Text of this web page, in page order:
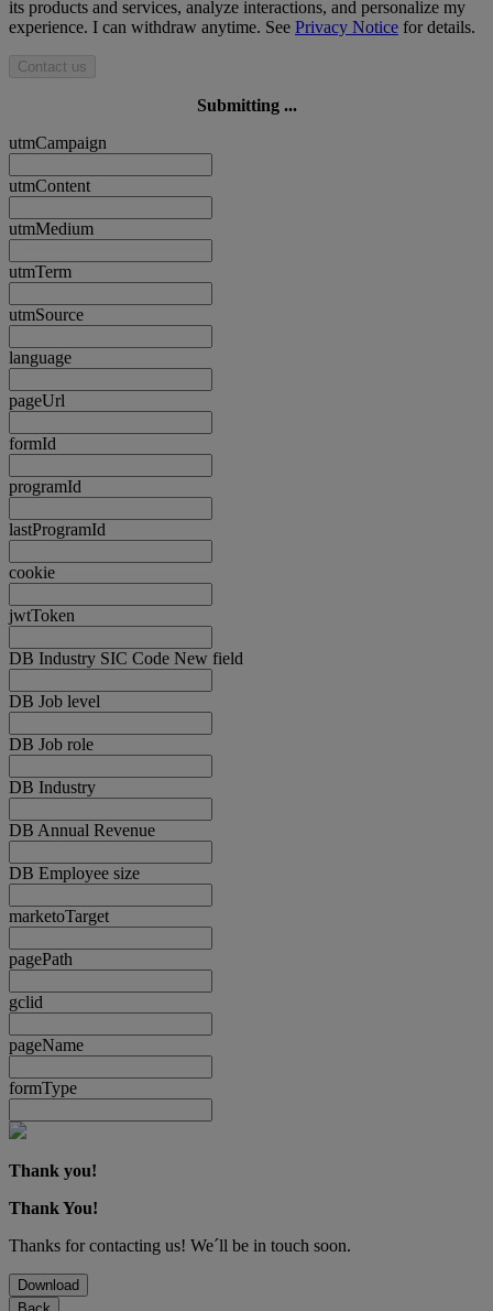
its products and services, analyze interactions, and personalize my
experience. I can withdraw anytime. See Privacy Notice for details.
Contact us
Submitting ...
utmCampaign
utmContent
utmMedium
utmTerm
utmSource
language
pageUrl
formId
programId
lastProgramId
cookie
jwtToken
DB Industry SIC Code New field
DB Job level
DB Job role
DB Industry
DB Annual Revenue
DB Employee size
marketoTarget
pagePath
gclid
pageName
formType
Thank you!
Thank You!
Thanks for contacting us! We´ll be in touch soon.
Download